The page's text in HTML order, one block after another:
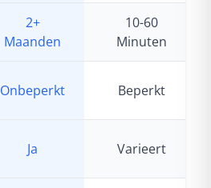
2+
Maanden
10-60
Minuten
Onbeperkt Beperkt
Ja Varieert